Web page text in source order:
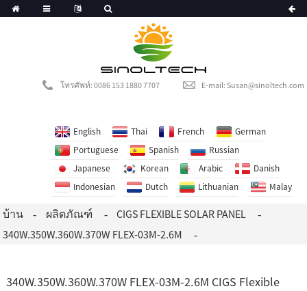
โทรศัพท์: 0086 153 1880 7707 E-mail: Susan@sinoltech.com
English Thai French
German
Portuguese
Spanish
Russian
Japanese
Korean Arabic
Danish
Indonesian
Dutch Lithuanian Malay
บ้าน ผลิตภัณฑ์
CIGS FLEXIBLE SOLAR PANEL
340W.350W.360W.370W FLEX-03M-2.6M
340W.350W.360W.370W FLEX-03M-2.6M CIGS Flexible